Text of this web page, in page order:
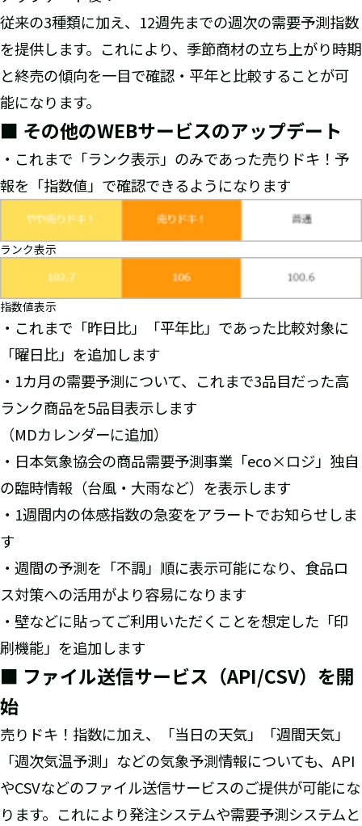
従来の3種類に加え、12週先までの週次の需要予測指数
を提供します。これにより、季節商材の立ち上がり時期
と終売の傾向を一目で確認・平年と比較することが可
能になります。
■ その他のWEBサービスのアップデート
・これまで「ランク表示」のみであった売りドキ！予
報を「指数値」で確認できるようになります
ランク表示
指数値表示
・これまで「昨日比」「平年比」であった比較対象に
「曜日比」を追加します
・1カ月の需要予測について、これまで3品目だった高
ランク商品を5品目表示します
（MDカレンダーに追加）
・日本気象協会の商品需要予測事業「eco×ロジ」独自
の臨時情報（台風・大雨など）を表示します
・1週間内の体感指数の急変をアラートでお知らせしま
す
・週間の予測を「不調」順に表示可能になり、食品ロ
ス対策への活用がより容易になります
・壁などに貼ってご利用いただくことを想定した「印
刷機能」を追加します
■ ファイル送信サービス（API/CSV）を開
始
売りドキ！指数に加え、「当日の天気」「週間天気」
「週次気温予測」などの気象予測情報についても、API
やCSVなどのファイル送信サービスのご提供が可能にな
ります。これにより発注システムや需要予測システムと